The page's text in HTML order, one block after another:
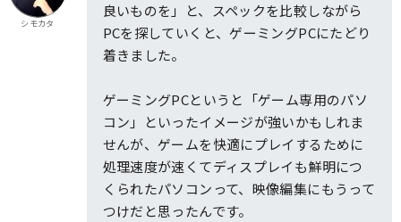
シモカタ
良いものを」と、スペックを比較しながら
PCを探していくと、ゲーミングPCにたどり
着きました。
ゲーミングPCというと「ゲーム専用のパソ
コン」といったイメージが強いかもしれま
せんが、ゲームを快適にプレイするために
処理速度が速くてディスプレイも鮮明につ
くられたパソコンって、映像編集にもうって
つけだと思ったんです。